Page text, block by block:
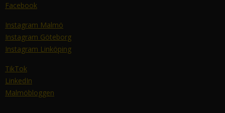
Facebook
Instagram Malmö
Instagram Göteborg
Instagram Linköping
TikTok
LinkedIn
Malmöbloggen